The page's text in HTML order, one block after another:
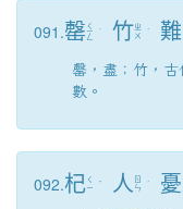
091.罄 ㄑ
ㄧ
ㄥ
ˋ 竹 ㄓ
ㄨ
ˊ 難
罄，盡；竹，
數。
092.杞ㄑ
ㄧ
ˇ 人 ㄖ
ㄣ
ˊ 憂